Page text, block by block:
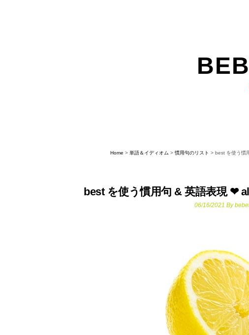
Home > 単語＆イディオム > 慣用句のリスト > best を使う慣
best を使う慣用句 & 英語表現 ❤︎
06/16/2021 By